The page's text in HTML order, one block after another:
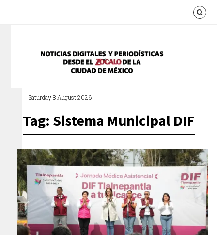
Saturday 8 August 2026
Tag: Sistema Municipal DIF